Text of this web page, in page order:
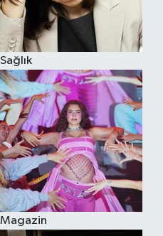
Sağlık
Magazin
Spor
Çocuk
Eğitim
Hava Durumu
Kadın